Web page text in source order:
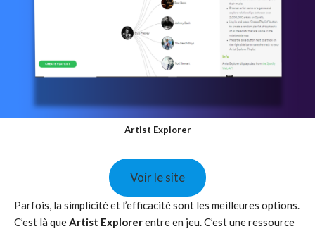
Artist Explorer
Voir le site
Parfois, la simplicité et l’efficacité sont les meilleures options.
C’est là queArtist Explorerentre en jeu. C’est une ressource